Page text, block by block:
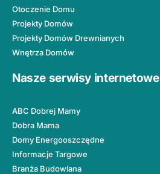
Otoczenie Domu
Projekty Domów
Projekty Domów Drewnianych
Wnętrza Domów
Nasze serwisy internetowe
ABC Dobrej Mamy
Dobra Mama
Domy Energooszczędne
Informacje Targowe
Branża Budowlana